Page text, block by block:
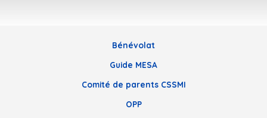
Bénévolat
Guide MESA
Comité de parents CSSMI
OPP